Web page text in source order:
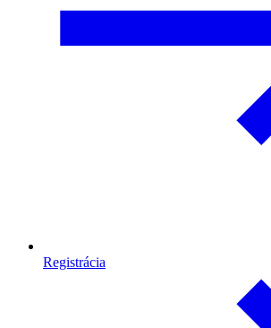
Registrácia